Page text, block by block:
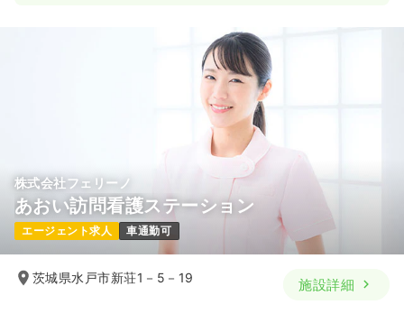
株式会社フェリーノ
あおい訪問看護ステーション
エージェント求人 車通勤可
茨城県水戸市新荘1－5－19 施設詳細